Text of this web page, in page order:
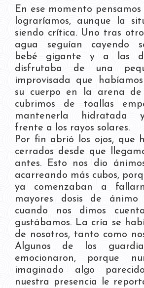
En ese momento
lograríamos, aunque la
siendo crítica. Uno tras
agua seguían cayendo
bebé gigante y a las
disfrutaba de una
improvisada que
su cuerpo en la arena
cubrimos de toallas
mantenerla hidratada
frente a los rayos solares.
Por fin abrió los ojos, que
cerrados desde que
antes. Esto nos dio
acarreando más cubos,
ya comenzaban a
mayores dosis de ánimo
cuando nos dimos
gustábamos. La cría se
de nosotros, tanto como
Algunos de los
emocionaron, porque
imaginado algo
nuestra presencia le